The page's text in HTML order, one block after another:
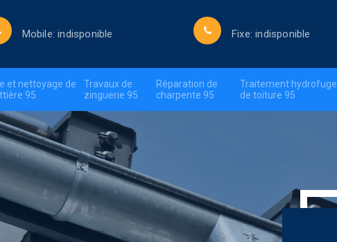
Mobile:indisponible Fixe:indisponible
et nettoyage de
95
Travaux de
zinguerie 95
Réparation de
charpente 95
Traitement hydrofuge
de toiture 95